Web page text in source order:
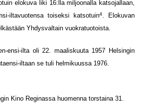
elokuva liki 16:lla miljoonalla katsojallaan,
iltavuotensa toiseksi katsotuin4. Elokuvan
Yhdysvaltain vuokratuotoista.
ensi-ilta oli 22. maaliskuuta 1957 Helsingin
iltaan se tuli helmikuussa 1976.
Kino Reginassa huomenna torstaina 31.